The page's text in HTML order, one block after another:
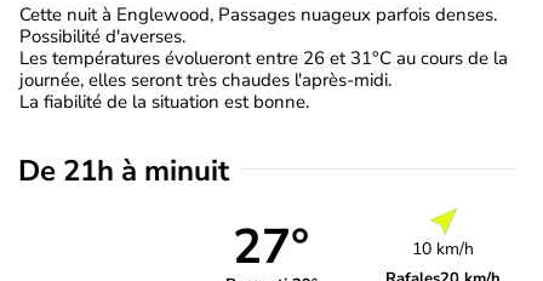
Cette nuit à Englewood, Passages nuageux parfois denses.
Possibilité d'averses.
Les températures évolueront entre 26 et 31°C au cours de la
journée, elles seront très chaudes l'après-midi.
La fiabilité de la situation est bonne.
De 21h à minuit
27° 10 km/h